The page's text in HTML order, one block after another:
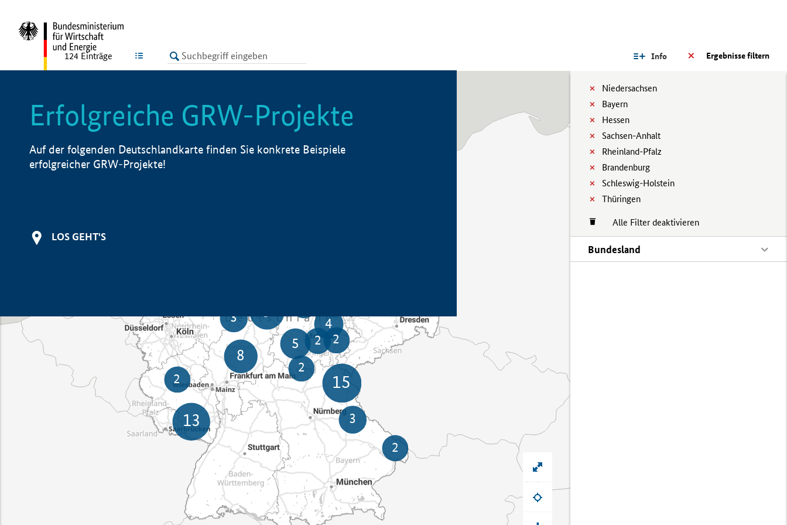
LISTE Ergebnisse filtern
Info
Niedersachsen
Bayern
Hessen
Sachsen-Anhalt
Rheinland-Pfalz
Brandenburg
Schleswig-Holstein
Thüringen
Alle Filter deaktivieren
Bundesland
124 Einträge
Erfolgreiche GRW-Projekte
Auf der folgenden Deutschlandkarte finden Sie konkrete Beispiele
erfolgreicher GRW-Projekte!
LOS GEHT'S